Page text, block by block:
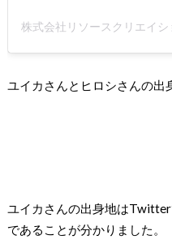
ユイカさんとヒロシさんの出
ユイカさんの出身地は
であることが分かりました。